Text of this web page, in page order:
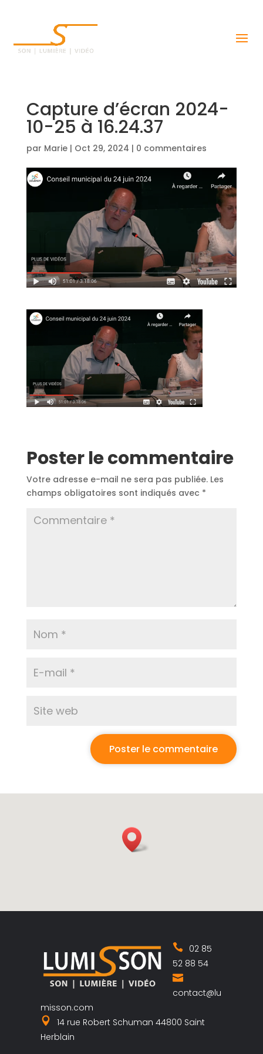
Capture d’écran 2024-
10-25 à 16.24.37
par Marie| Oct 29, 2024 | 0 commentaires
Poster le commentaire
Votre adresse e-mail ne sera pas publiée. Les
champs obligatoires sont indiqués avec *
02 85
52 88 54
contact@lu
misson.com
14 rue Robert Schuman 44800 Saint
Herblain